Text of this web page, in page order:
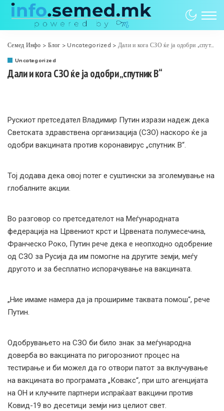
Семед Инфо > Блог > Uncategorized > Дали и кога СЗО ќе ја одобри „спутник В“
Uncategorized
Дали и кога СЗО ќе ја одобри „спутник В“
Рускиот претседател Владимир Путин изрази надеж дека
Светската здравствена организација (СЗО) наскоро ќе ја
одобри вакцината против коронавирус „спутник В“.
Тој додава дека овој потег е суштински за зголемување на
глобалните акции.
Во разговор со претседателот на Меѓународната
федерација на Црвениот крст и Црвената полумесечина,
Франческо Роко, Путин рече дека е неопходно одобрение
од СЗО за Русија да им помогне на другите земји, меѓу
другото и за бесплатно испорачување на вакцината.
„Ние имаме намера да ја прошириме таквата помош“, рече
Путин.
Одобрувањето на СЗО би било знак за меѓународна
доверба во вакцината по ригорозниот процес на
тестирање и би можел да го отвори патот за вклучување
на вакцината во програмата „Ковакс“, при што агенцијата
на ОН и клучните партнери испраќаат вакцини против
Ковид-19 во десетици земји низ целиот свет.